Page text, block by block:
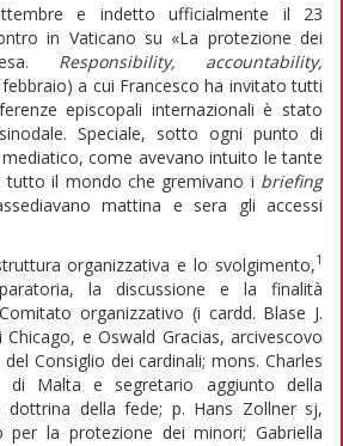
e indetto ufficialmente il 23
in Vaticano su «La protezione dei
Responsibility, accountability,
a cui Francesco ha invitato tutti
episcopali internazionali è stato
Speciale, sotto ogni punto di
come avevano intuito le tante
tutto il mondo che gremivano i briefing
mattina e sera gli accessi
organizzativa e lo svolgimento,1
la discussione e la finalità
organizzativo (i cardd. Blase J.
e Oswald Gracias, arcivescovo
Consiglio dei cardinali; mons. Charles
di Malta e segretario aggiunto della
dottrina della fede; p. Hans Zollner sj,
per la protezione dei minori; Gabriella